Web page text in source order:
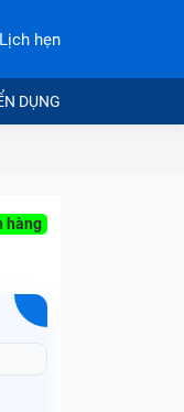
Lịch hẹn
DỤNG
hàng